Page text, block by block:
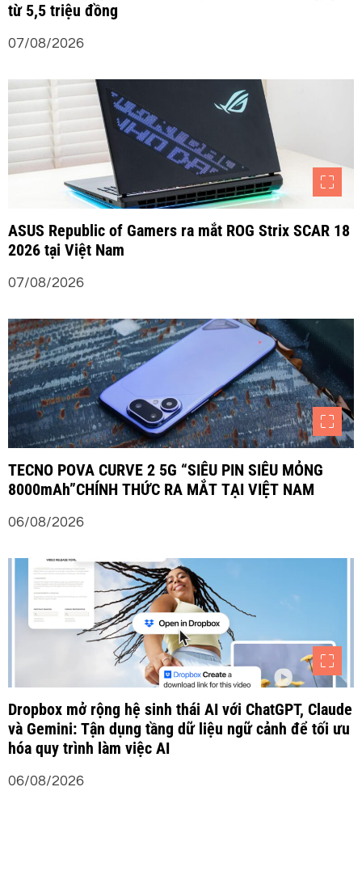
từ 5,5 triệu đồng
07/08/2026
ASUS Republic of Gamers ra mắt ROG Strix SCAR 18
2026 tại Việt Nam
07/08/2026
TECNO POVA CURVE 2 5G “SIÊU PIN SIÊU MỎNG
8000mAh”CHÍNH THỨC RA MẮT TẠI VIỆT NAM
06/08/2026
Dropbox mở rộng hệ sinh thái AI với ChatGPT, Claude
và Gemini: Tận dụng tầng dữ liệu ngữ cảnh để tối ưu
hóa quy trình làm việc AI
06/08/2026